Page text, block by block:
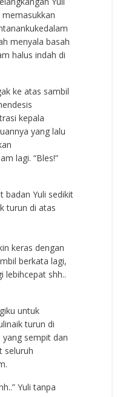
menyala basah
halus indah di
ke atas sambil
kepala
yang lalu
lagi. “Bles!”
badan Yuli sedikit
turun di atas
keras dengan
berkata lagi,
lebihcepat shh..
untuk
turun di
sempit dan
seluruh
Yuli tanpa